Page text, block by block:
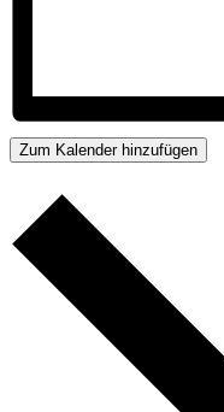
Zum Kalender hinzufügen